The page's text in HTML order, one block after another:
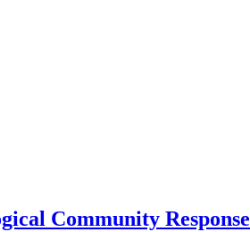
Community Response